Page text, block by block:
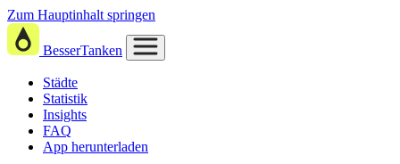
Zum Hauptinhalt springen
BesserTanken
Städte
Statistik
Insights
FAQ
App herunterladen